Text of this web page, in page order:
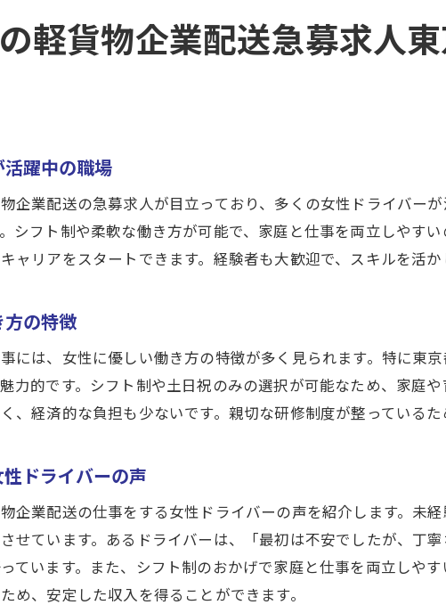
国立コースの配達ルート詳細
応募前に知っておきたいこと
国立コースの配達内容と流れ
東京都昭島市での働き方の魅力
軽貨物企業配送急募求人
躍中の職場
企業配送の急募求人が目立っており、多くの女性ドライバー
シフト制や柔軟な働き方が可能で、家庭と仕事を両立しやす
ャリアをスタートできます。経験者も大歓迎で、スキルを活
の特徴
には、女性に優しい働き方の特徴が多く見られます。特に東
力的です。シフト制や土日祝のみの選択が可能なため、家庭
、経済的な負担も少ないです。親切な研修制度が整っている
ドライバーの声
企業配送の仕事をする女性ドライバーの声を紹介します。未
せています。あるドライバーは、「最初は不安でしたが、丁
ています。また、シフト制のおかげで家庭と仕事を両立しや
め、安定した収入を得ることができます。